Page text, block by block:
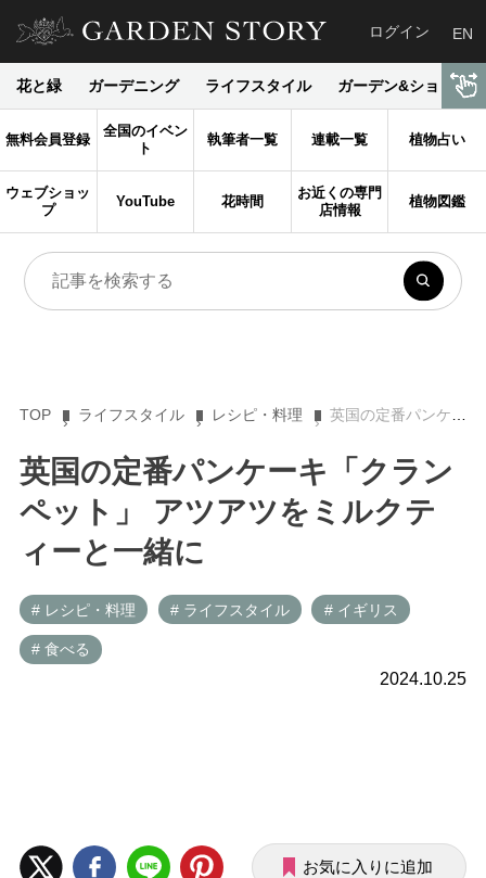
ログイン EN
花と緑 ガーデニング ライフスタイル ガーデン&ショップ
無料会員登録
全国のイベン
ト
執筆者一覧 連載一覧 植物占い
ウェブショッ
プ
YouTube 花時間
お近くの専門
店情報
植物図鑑
TOP ライフスタイル レシピ・料理 英国の定番パンケーキ「クランペット」 アツアツをミルクティーと一緒に
英国の定番パンケーキ「クラン
ペット」 アツアツをミルクテ
ィーと一緒に
# レシピ・料理 # ライフスタイル # イギリス
# 食べる
2024.10.25
お気に入りに追加